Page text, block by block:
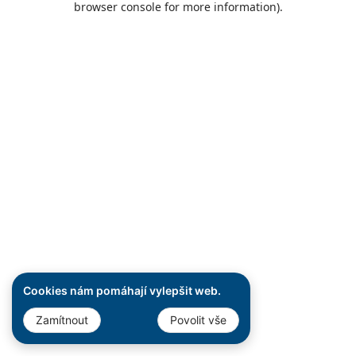
Cookies nám pomáhají vylepšit web.
Zamítnout Povolit vše
browser console for more information).